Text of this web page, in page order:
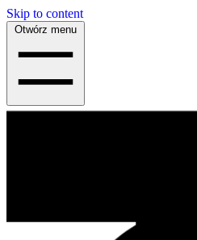
Skip to content
Otwórz menu